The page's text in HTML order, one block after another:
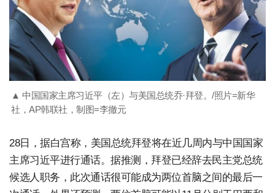
▲ 中国国家主席习近平（左）与美国总统乔·拜登。/照片=新华
社，AP韩联社，制图=李撤元
28日，据白宫称，美国总统拜登将在近几周内与中国国家
主席习近平进行通话。据推测，拜登已经辞去民主党总统
候选人职务，此次通话很可能成为两位首脑之间的最后一